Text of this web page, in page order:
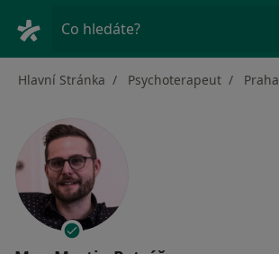
Co hledáte?
Hlavní Stránka Psychoterapeut Praha